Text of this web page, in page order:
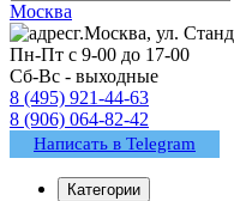
Москва
г.Москва, ул.
Пн-Пт с 9-00 до 17-00
Сб-Вс - выходные
8 (495) 921-44-63
8 (906) 064-82-42
Написать в Telegram
Категории